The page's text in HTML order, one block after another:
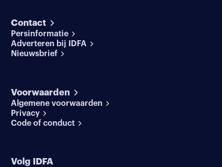
Contact
Persinformatie
Adverteren bij IDFA
Nieuwsbrief
Voorwaarden
Algemene voorwaarden
Privacy
Code of conduct
Volg IDFA